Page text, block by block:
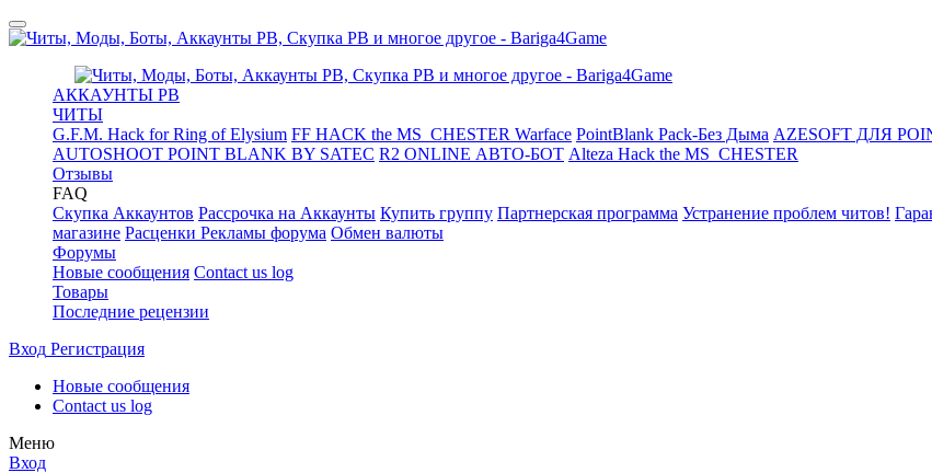
АККАУНТЫ PB
ЧИТЫ
G.F.M. Hack for Ring of Elysium FF HACK the MS_CHESTER Warface PointBlank Pack-Без Дыма AZESOFT ДЛЯ
AUTOSHOOT POINT BLANK BY SATEC R2 ONLINE АВТО-БОТ Alteza Hack the MS_CHESTER
Отзывы
FAQ
Скупка Аккаунтов Рассрочка на Аккаунты Купить группу Партнерская программа Устранение проблем читов!
магазине Расценки Рекламы форума Обмен валюты
Форумы
Новые сообщения Contact us log
Товары
Последние рецензии
Вход Регистрация
Новые сообщения
Contact us log
Меню
Вход